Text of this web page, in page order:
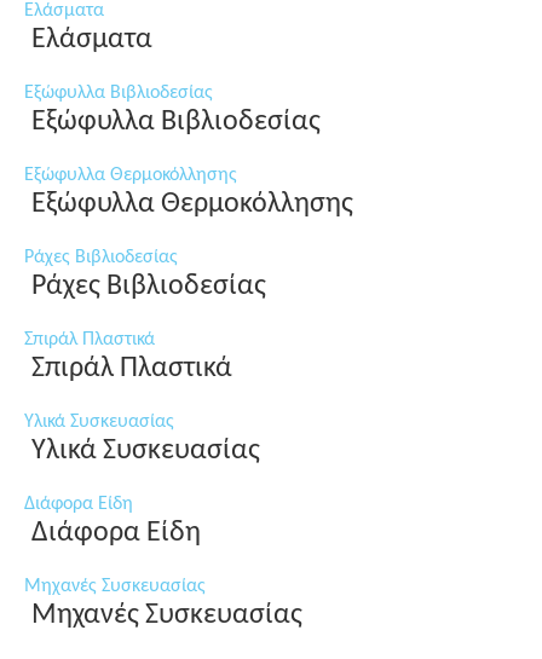
Ελάσματα
Ελάσματα
Εξώφυλλα Βιβλιοδεσίας
Εξώφυλλα Βιβλιοδεσίας
Εξώφυλλα Θερμοκόλλησης
Εξώφυλλα Θερμοκόλλησης
Ράχες Βιβλιοδεσίας
Ράχες Βιβλιοδεσίας
Σπιράλ Πλαστικά
Σπιράλ Πλαστικά
Υλικά Συσκευασίας
Υλικά Συσκευασίας
Διάφορα Είδη
Διάφορα Είδη
Μηχανές Συσκευασίας
Μηχανές Συσκευασίας